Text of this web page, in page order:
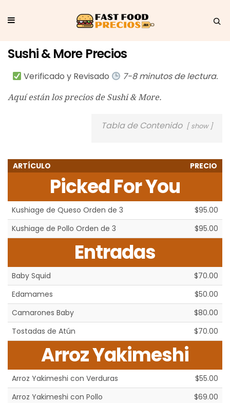
Sushi & More Precios
Verificado y Revisado 7-8 minutos de lectura.
Aquí están los precios de Sushi & More.
Tabla de Contenido show
ARTÍCULO PRECIO
Picked For You
Kushiage de Queso Orden de 3
$95.00
Kushiage de Pollo Orden de 3
$95.00
Entradas
Baby Squid
$70.00
Edamames
$50.00
Camarones Baby
$80.00
Tostadas de Atún
$70.00
Arroz Yakimeshi
Arroz Yakimeshi con Verduras
$55.00
Arroz Yakimeshi con Pollo
$69.00